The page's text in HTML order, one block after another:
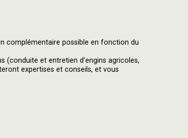
complémentaire possible en fonction du
(conduite et entretien d’engins agricoles,
expertises et conseils, et vous